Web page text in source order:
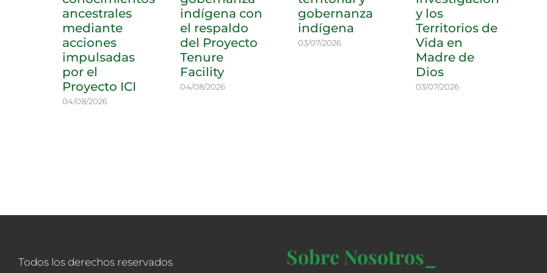
ancestrales
mediante
acciones
impulsadas
por el
Proyecto ICI
04/08/2026
indígena con
el respaldo
del Proyecto
Tenure
Facility
04/08/2026
gobernanza
indígena
03/07/2026
y los
Territorios de
Vida en
Madre de
Dios
03/07/2026
Todos los derechos reservados Sobre Nosotros_